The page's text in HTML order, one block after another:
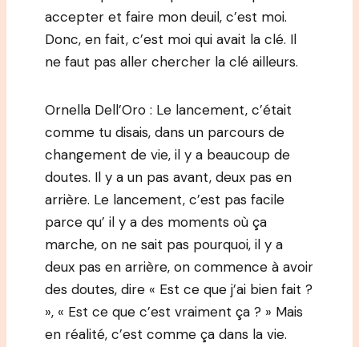
accepter et faire mon deuil, c’est moi.
Donc, en fait, c’est moi qui avait la clé. Il
ne faut pas aller chercher la clé ailleurs.
Ornella Dell’Oro : Le lancement, c’était
comme tu disais, dans un parcours de
changement de vie, il y a beaucoup de
doutes. Il y a un pas avant, deux pas en
arrière. Le lancement, c’est pas facile
parce qu’ il y a des moments où ça
marche, on ne sait pas pourquoi, il y a
deux pas en arrière, on commence à avoir
des doutes, dire « Est ce que j’ai bien fait ?
», « Est ce que c’est vraiment ça ? » Mais
en réalité, c’est comme ça dans la vie.